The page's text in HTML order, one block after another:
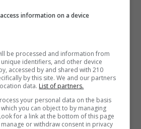
information on a device
be processed and information from
identifiers, and other device
accessed by and shared with 210
by this site. We and our partners
data. List of partners.
your personal data on the basis
you can object to by managing
for a link at the bottom of this page
or withdraw consent in privacy